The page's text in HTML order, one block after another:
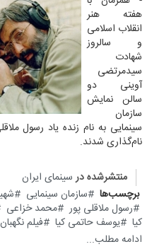
هفته هنر
انقلاب اسلامی
و سالروز
شهادت
سیدمرتضی
آوینی دو
سالن نمایش
سازمان
سینمایی به نام زنده یاد رسول
نام‌گذاری شدند.
منتشرشده در سینمای ایران
برچسب‌ها
سازمان سینمایی
رسول ملاقلی پور
محمد خزاعی
کیا
یوسف حاتمی کیا فیلم
ادامه مطلب...